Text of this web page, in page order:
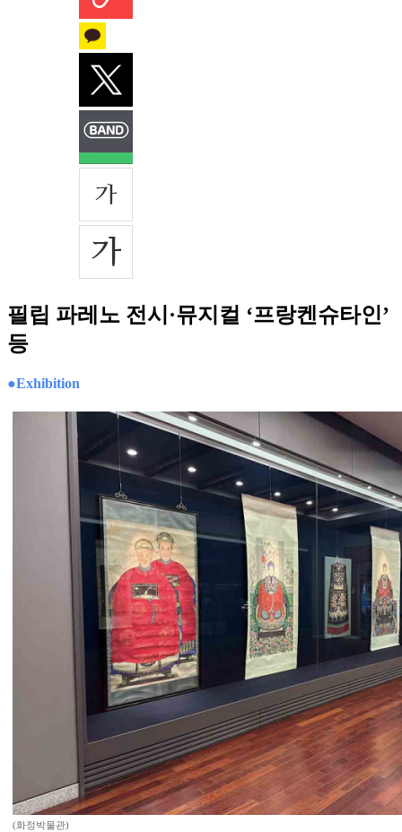
필립 파레노 전시·뮤지컬 ‘프랑켄슈타인’
등
●Exhibition
(화정박물관)